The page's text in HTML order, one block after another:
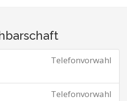
Telefonvorwahl
Telefonvorwahl